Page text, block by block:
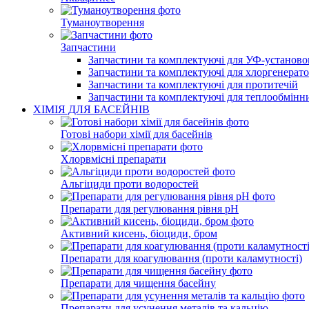
Туманоутворення
Запчастини
Запчастини та комплектуючі для УФ-
Запчастини та комплектуючі для
Запчастини та комплектуючі для протитечій
Запчастини та комплектуючі для
ХІМІЯ ДЛЯ БАСЕЙНІВ
Готові набори хімії для басейнів
Хлорвмісні препарати
Альгіциди проти водоростей
Препарати для регулювання рівня pH
Активний кисень, біоциди, бром
Препарати для коагулювання (проти каламутності)
Препарати для чищення басейну